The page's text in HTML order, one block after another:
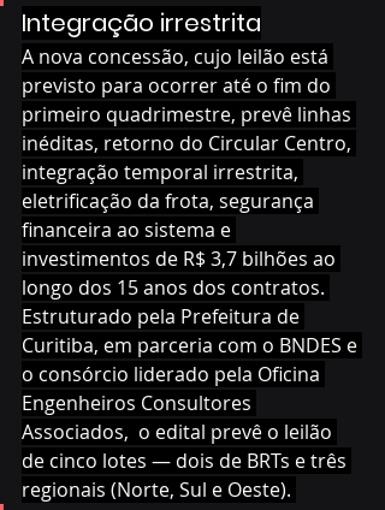
Integração irrestrita
A nova concessão, cujo leilão está
previsto para ocorrer até o fim do
primeiro quadrimestre, prevê linhas
inéditas, retorno do Circular Centro,
integração temporal irrestrita,
eletrificação da frota, segurança
financeira ao sistema e
investimentos de R$ 3,7 bilhões ao
longo dos 15 anos dos contratos.
Estruturado pela Prefeitura de
Curitiba, em parceria com o BNDES e
o consórcio liderado pela Oficina
Engenheiros Consultores
Associados,  o edital prevê o leilão
de cinco lotes — dois de BRTs e três
regionais (Norte, Sul e Oeste).